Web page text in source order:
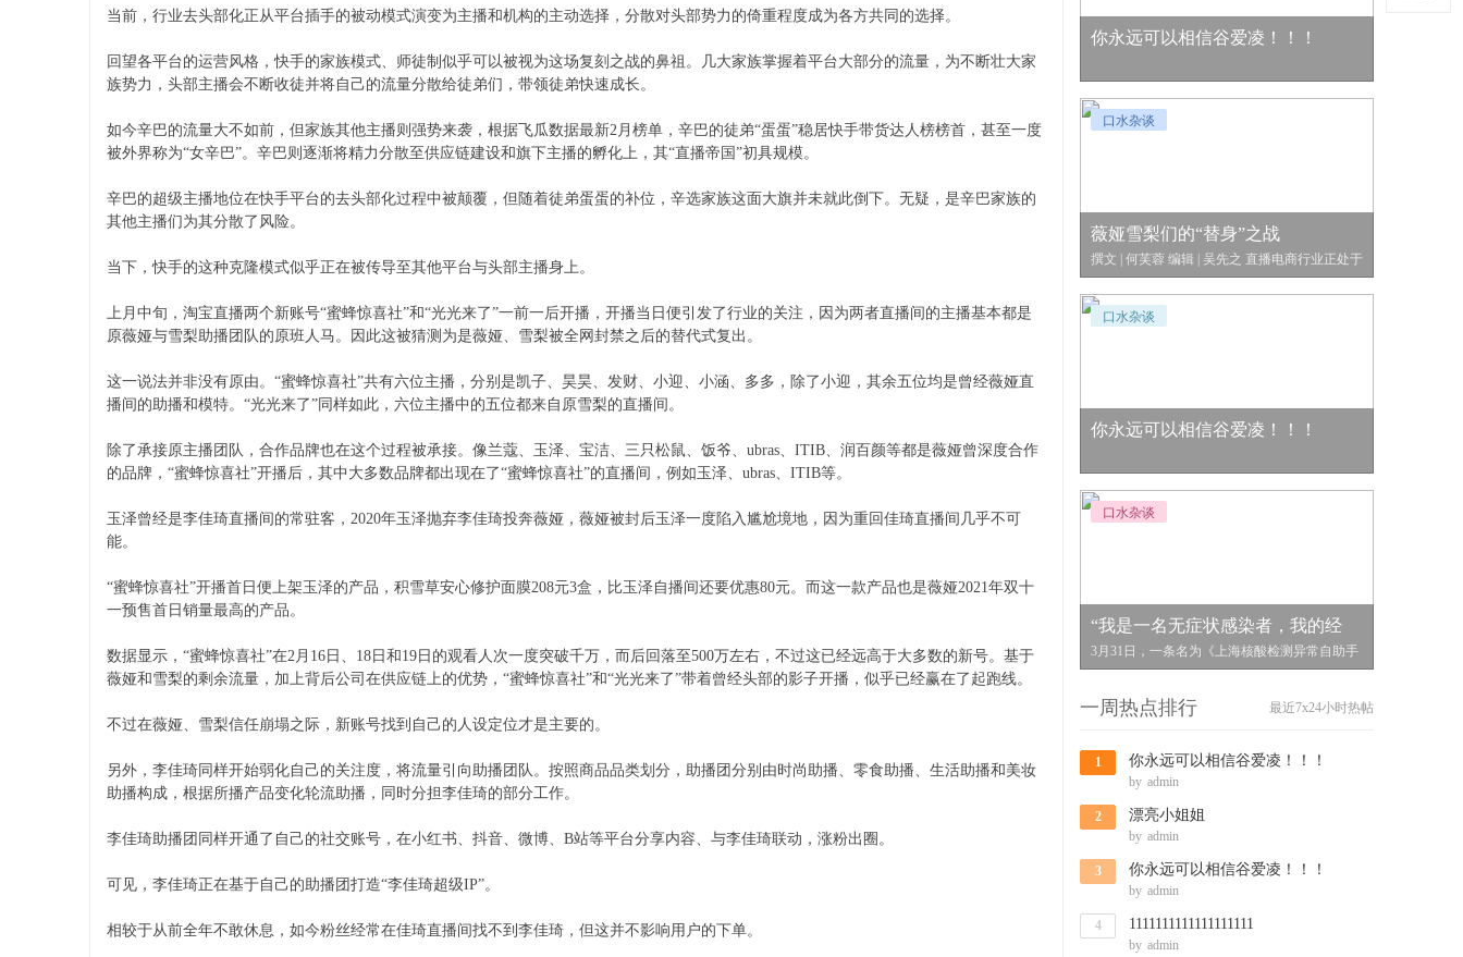
当前，行业去头部化正从平台插手的被动模式演变为主播和机构的主动选择，分散对头部势力的倚重程度成为各方共同的选择。
回望各平台的运营风格，快手的家族模式、师徒制似乎可以被视为这场复刻之战的鼻祖。几大家族掌握着平台大部分的流量，为不断壮大家
族势力，头部主播会不断收徒并将自己的流量分散给徒弟们，带领徒弟快速成长。
如今辛巴的流量大不如前，但家族其他主播则强势来袭，根据飞瓜数据最新2月榜单，辛巴的徒弟“蛋蛋”稳居快手带货达人榜榜首，甚至一度
被外界称为“女辛巴”。辛巴则逐渐将精力分散至供应链建设和旗下主播的孵化上，其“直播帝国”初具规模。
辛巴的超级主播地位在快手平台的去头部化过程中被颠覆，但随着徒弟蛋蛋的补位，辛选家族这面大旗并未就此倒下。无疑，是辛巴家族的
其他主播们为其分散了风险。
当下，快手的这种克隆模式似乎正在被传导至其他平台与头部主播身上。
上月中旬，淘宝直播两个新账号“蜜蜂惊喜社”和“光光来了”一前一后开播，开播当日便引发了行业的关注，因为两者直播间的主播基本都是
原薇娅与雪梨助播团队的原班人马。因此这被猜测为是薇娅、雪梨被全网封禁之后的替代式复出。
这一说法并非没有原由。“蜜蜂惊喜社”共有六位主播，分别是凯子、昊昊、发财、小迎、小涵、多多，除了小迎，其余五位均是曾经薇娅直
播间的助播和模特。“光光来了”同样如此，六位主播中的五位都来自原雪梨的直播间。
除了承接原主播团队，合作品牌也在这个过程被承接。像兰蔻、玉泽、宝洁、三只松鼠、饭爷、ubras、ITIB、润百颜等都是薇娅曾深度合作
的品牌，“蜜蜂惊喜社”开播后，其中大多数品牌都出现在了“蜜蜂惊喜社”的直播间，例如玉泽、ubras、ITIB等。
玉泽曾经是李佳琦直播间的常驻客，2020年玉泽抛弃李佳琦投奔薇娅，薇娅被封后玉泽一度陷入尴尬境地，因为重回佳琦直播间几乎不可
能。
“蜜蜂惊喜社”开播首日便上架玉泽的产品，积雪草安心修护面膜208元3盒，比玉泽自播间还要优惠80元。而这一款产品也是薇娅2021年双十
一预售首日销量最高的产品。
数据显示，“蜜蜂惊喜社”在2月16日、18日和19日的观看人次一度突破千万，而后回落至500万左右，不过这已经远高于大多数的新号。基于
薇娅和雪梨的剩余流量，加上背后公司在供应链上的优势，“蜜蜂惊喜社”和“光光来了”带着曾经头部的影子开播，似乎已经赢在了起跑线。
不过在薇娅、雪梨信任崩塌之际，新账号找到自己的人设定位才是主要的。
另外，李佳琦同样开始弱化自己的关注度，将流量引向助播团队。按照商品品类划分，助播团分别由时尚助播、零食助播、生活助播和美妆
助播构成，根据所播产品变化轮流助播，同时分担李佳琦的部分工作。
李佳琦助播团同样开通了自己的社交账号，在小红书、抖音、微博、B站等平台分享内容、与李佳琦联动，涨粉出圈。
可见，李佳琦正在基于自己的助播团打造“李佳琦超级IP”。
相较于从前全年不敢休息，如今粉丝经常在佳琦直播间找不到李佳琦，但这并不影响用户的下单。
你永远可以相信谷爱凌！！！
口水杂谈
薇娅雪梨们的“替身”之战
撰文 | 何芙蓉 编辑 | 吴先之 直播电商行业正处于
一个转型期。 去年
口水杂谈
你永远可以相信谷爱凌！！！
口水杂谈
“我是一名无症状感染者，我的经
3月31日，一条名为《上海核酸检测异常自助手
册》的共享文档在小区业主
一周热点排行 最近7x24小时热帖
1 你永远可以相信谷爱凌！！！
by admin
2 漂亮小姐姐
by admin
3 你永远可以相信谷爱凌！！！
by admin
4 1111111111111111111
by admin